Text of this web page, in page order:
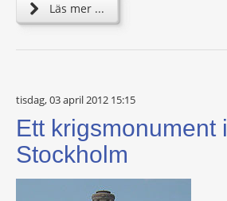
Läs mer ...
tisdag, 03 april 2012 15:15
Ett krigsmonument i
Stockholm